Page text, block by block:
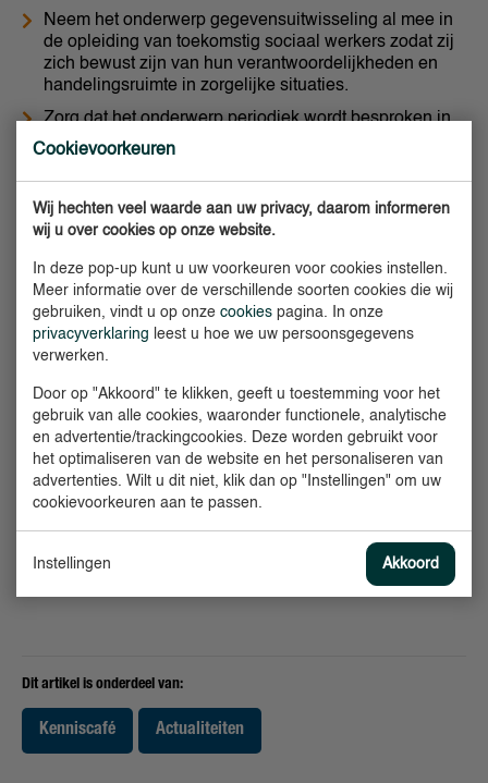
Cookievoorkeuren
Wij hechten veel waarde aan uw privacy, daarom informeren
wij u over cookies op onze website.
In deze pop-up kunt u uw voorkeuren voor cookies instellen.
Meer informatie over de verschillende soorten cookies die wij
gebruiken, vindt u op onze cookies pagina. In onze
privacyverklaring leest u hoe we uw persoonsgegevens
verwerken.
Door op "Akkoord" te klikken, geeft u toestemming voor het
gebruik van alle cookies, waaronder functionele, analytische
en advertentie/trackingcookies. Deze worden gebruikt voor
het optimaliseren van de website en het personaliseren van
advertenties. Wilt u dit niet, klik dan op "Instellingen" om uw
cookievoorkeuren aan te passen.
Instellingen Akkoord
Neem het onderwerp gegevensuitwisseling al mee in
de opleiding van toekomstig sociaal werkers zodat zij
zich bewust zijn van hun verantwoordelijkheden en
handelingsruimte in zorgelijke situaties.
Zorg dat het onderwerp periodiek wordt besproken in
je organisatie en in de keten zodat het bewustzijn
Laatste nieuws over meldcode en meldplicht:
www.werkenmetdemeldcode.nl
www.sisa.rotterdam.nl
www.jijmaakthetverschil.nu
https://www.nji.nl/nl/Actueel/Nieuws-van-het-
NJi/Meldcode-kindermishandeling-en-huiselijk-
geweld-aangescherpt
Dit artikel is onderdeel van:
Kenniscafé Actualiteiten